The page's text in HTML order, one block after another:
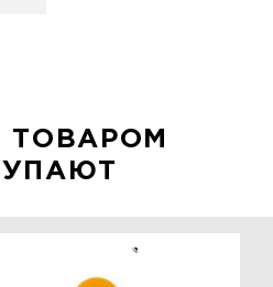
ТОВАРОМ